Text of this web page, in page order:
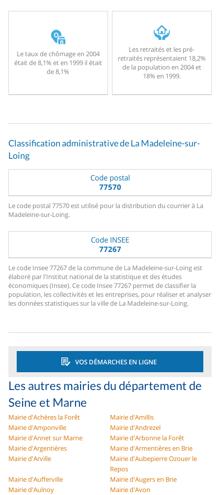
Le taux de chômage en 2004
était de 8,1% et en 1999 il était
de 8,1%
Les retraités et les pré-
retraités représentaient 18,2%
de la population en 2004 et
18% en 1999.
Classification administrative de La Madeleine-sur-
Loing
Code postal
77570
Le code postal 77570 est utilisé pour la distribution du courrier à La
Madeleine-sur-Loing.
Code INSEE
77267
Le code Insee 77267 de la commune de La Madeleine-sur-Loing est
élaboré par l'Institut national de la statistique et des études
économiques (Insee). Ce code Insee 77267 permet de classifier la
population, les collectivités et les entreprises, pour réaliser et analyser
les données statistiques sur la ville de La Madeleine-sur-Loing.
VOS DÉMARCHES EN LIGNE
Les autres mairies du département de
Seine et Marne
Mairie d'Achères la Forêt
Mairie d'Amillis
Mairie d'Amponville
Mairie d'Andrezel
Mairie d'Annet sur Marne
Mairie d'Arbonne la Forêt
Mairie d'Argentières
Mairie d'Armentières en Brie
Mairie d'Arville
Mairie d'Aubepierre Ozouer le
Repos
Mairie d'Aufferville
Mairie d'Augers en Brie
Mairie d'Aulnoy
Mairie d'Avon